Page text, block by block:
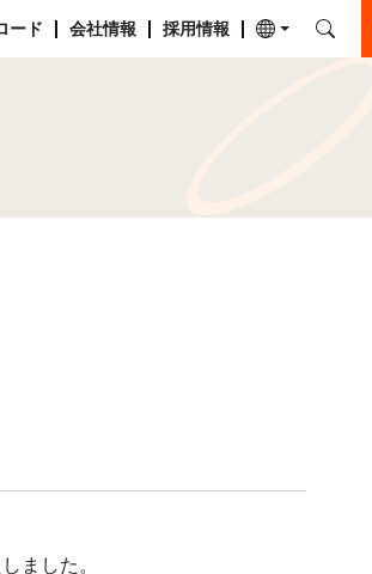
ード 会社情報 採用情報
ました。